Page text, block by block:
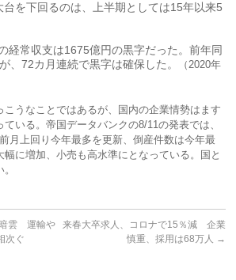
を下回るのは、上半期としては15年以来5
経常収支は1675億円の黒字だった。前年同
、72カ月連続で黒字は確保した。
（2020年
うなことではあるが、国内の企業情勢はます
いる。帝国データバンクの8/11の発表では、
月上回り今年最多を更新、倒産件数は今年最
に増加、小売も高水準にとなっている。国と
暗雲 運輸や
次ぐ
来春大卒求人、コロナで15％減 企業
慎重、採用は68万人 →